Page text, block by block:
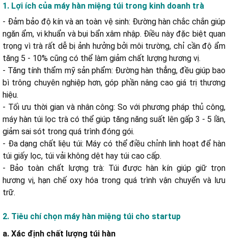
a. Xác định chất lượng túi hàn
b. Chọn dải nhiệt phù hợp với máy
c. Xác định độ rộng đường hàn
d. Xem xét sản lượng sản xuất mỗi ngày
e. Ưu tiên dòng máy có thiết kế chắc chắn
b. Máy hàn túi đứng Yamafuji PFS-P450
c. Máy hàn túi lọc trà Yamafuji FR-750W
Máy hàn túi lọc trà giá bao nhiêu?
Có cần máy tự động ngay từ đầu không?
1. Lợi ích của máy hàn miệng túi trong kinh doanh trà
- Đảm bảo độ kín và an toàn vệ sinh: Đường hàn chắc chắn giúp
ngăn ẩm, vi khuẩn và bụi bẩn xâm nhập. Điều này đặc biệt quan
trọng vì trà rất dễ bị ảnh hưởng bởi môi trường, chỉ cần độ ẩm
tăng 5 - 10% cũng có thể làm giảm chất lượng hương vị.
- Tăng tính thẩm mỹ sản phẩm: Đường hàn thẳng, đều giúp bao
bì trông chuyên nghiệp hơn, góp phần nâng cao giá trị thương
hiệu.
- Tối ưu thời gian và nhân công: So với phương pháp thủ công,
máy hàn túi lọc trà có thể giúp tăng năng suất lên gấp 3 - 5 lần,
giảm sai sót trong quá trình đóng gói.
- Đa dạng chất liệu túi: Máy có thể điều chỉnh linh hoạt để hàn
túi giấy lọc, túi vải không dệt hay túi cao cấp.
- Bảo toàn chất lượng trà: Túi được hàn kín giúp giữ trọn
hương vị, hạn chế oxy hóa trong quá trình vận chuyển và lưu
trữ.
2. Tiêu chí chọn máy hàn miệng túi cho startup
a. Xác định chất lượng túi hàn